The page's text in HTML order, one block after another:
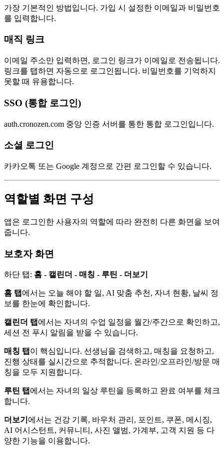
가장 기본적인 방법입니다. 가입 시 설정한 이메일과 비밀번호
를 입력합니다.
매직 링크
이메일 주소만 입력하면, 로그인 링크가 이메일로 전송됩니다.
링크를 탭하면 자동으로 로그인됩니다. 비밀번호를 기억하지
못할 때 유용합니다.
SSO (통합 로그인)
auth.cronozen.com 중앙 인증 서버를 통한 통합 로그인입니다.
소셜 로그인
카카오톡 또는 Google 계정으로 간편 로그인할 수 있습니다.
역할별 화면 구성
앱은 로그인한 사용자의 역할에 따라 완전히 다른 화면을 보여
줍니다.
보호자 화면
하단 탭: 홈 - 캘린더 - 매칭 - 루틴 - 더보기
홈 탭 에서는 오늘 해야 할 일, AI 맞춤 추천, 자녀 현황, 날씨 정
보를 한눈에 확인합니다.
캘린더 탭 에서는 자녀의 수업 일정을 월간/주간으로 확인하고,
세션 전 푸시 알림을 받을 수 있습니다.
매칭 탭 이 핵심입니다. 선생님을 검색하고, 매칭을 요청하고,
진행 상태를 실시간으로 추적합니다. 온라인/오프라인/방문 매
칭을 모두 지원합니다.
루틴 탭 에서는 자녀의 일상 루틴을 등록하고 완료 여부를 체크
합니다.
더보기 에서는 건강 기록, 바우처 관리, 포인트, 쿠폰, 메시징,
AI 어시스턴트, 커뮤니티, 사진 앨범, 가계부, 고객 지원 등 다
양한 기능을 이용합니다.